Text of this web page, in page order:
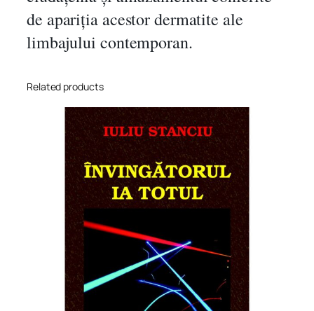
de apariția acestor dermatite ale
limbajului contemporan.
Related products